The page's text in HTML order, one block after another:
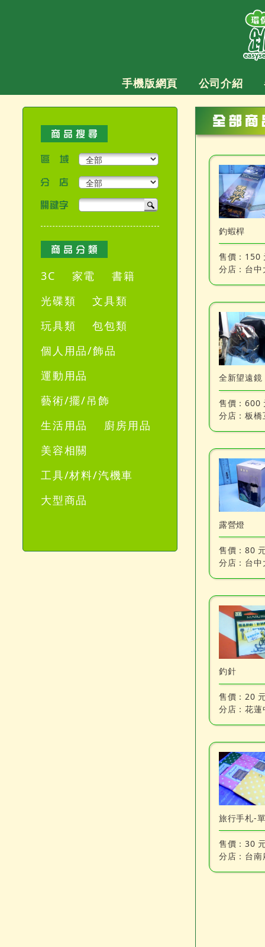
手機版網頁 公司介紹
區域
分店
關鍵字 產品搜尋
3C 家電
書籍
光碟類
文具類
玩具類
包包類
個人用品/飾品
運動用品
藝術/擺/吊飾
生活用品
廚房用品
美容相關
工具/材料/汽機車
大型商品
釣蝦桿
售價： 150
分店： 台中
全新望遠鏡
售價：600
分店：板橋
露營燈
售價：80
分店： 台中
釣針
售價：20
分店：花蓮
旅行手札-
售價：30
分店： 台南